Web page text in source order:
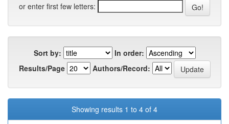
or enter first few letters:
Sort by:
In order:
Results/Page
Authors/Record:
Showing results 1 to 4 of 4